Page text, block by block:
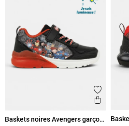
Ajouter
Aperçu
Baskets noires Avengers garçon